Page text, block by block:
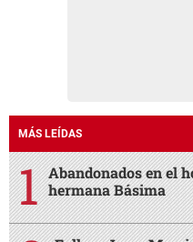
MÁS LEÍDAS
Abandonados en el
hermana Básima